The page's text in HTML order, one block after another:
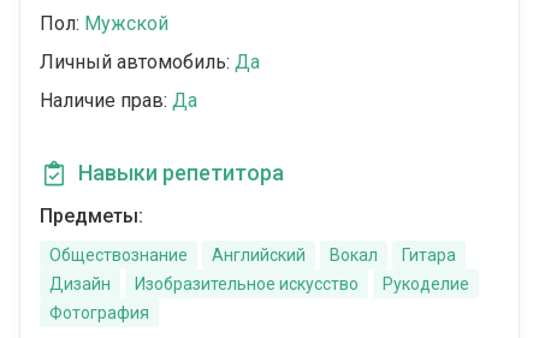
Пол: Мужской
Личный автомобиль: Да
Наличие прав: Да
Навыки репетитора
Предметы:
Обществознание Английский Вокал
Гитара
Дизайн
Изобразительное искусство
Рукоделие
Фотография